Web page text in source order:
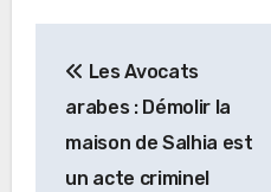
de
l’article
Les Avocats
arabes : Démolir la
maison de Salhia est
un acte criminel